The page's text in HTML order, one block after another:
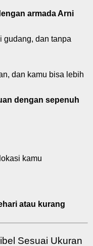
armada Arni
gudang, dan tanpa
dan kamu bisa lebih
dengan sepenuh
kamu
atau kurang
Sesuai Ukuran